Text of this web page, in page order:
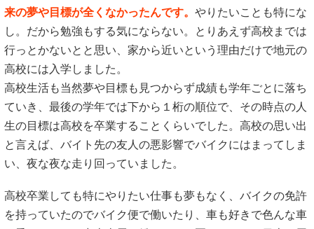
来の夢や目標が全くなかったんです。 やりたいことも特にな
し。だから勉強もする気にならない。とりあえず高校までは
行っとかないとと思い、家から近いという理由だけで地元の
高校には入学しました。
高校生活も当然夢や目標も見つからず成績も学年ごとに落ち
ていき、最後の学年では下から１桁の順位で、その時点の人
生の目標は高校を卒業することくらいでした。高校の思い出
と言えば、バイト先の友人の悪影響でバイクにはまってしま
い、夜な夜な走り回っていました。
高校卒業しても特にやりたい仕事も夢もなく、バイクの免許
を持っていたのでバイク便で働いたり、車も好きで色んな車